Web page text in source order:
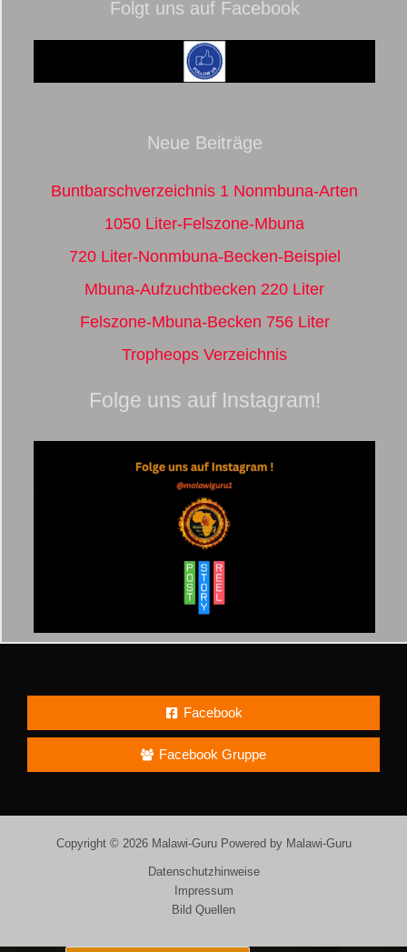
Folgt uns auf Facebook
Neue Beiträge
Buntbarschverzeichnis 1 Nonmbuna-Arten
1050 Liter-Felszone-Mbuna
720 Liter-Nonmbuna-Becken-Beispiel
Mbuna-Aufzuchtbecken 220 Liter
Felszone-Mbuna-Becken 756 Liter
Tropheops Verzeichnis
Folge uns auf Instagram!
Facebook
Facebook Gruppe
Copyright © 2026 Malawi-Guru Powered by Malawi-Guru
Datenschutzhinweise
Impressum
Bild Quellen